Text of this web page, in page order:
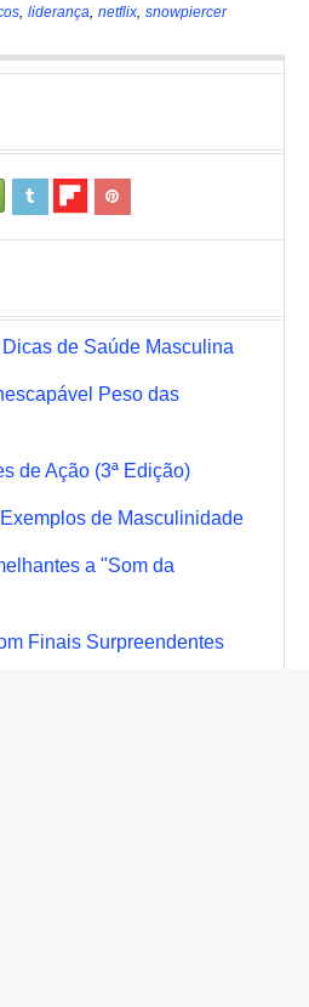
,liderança,netflix, snowpiercer
de Saúde Masculina
Peso das
de Ação (3ª Edição)
de Masculinidade
a "Som da
Finais Surpreendentes